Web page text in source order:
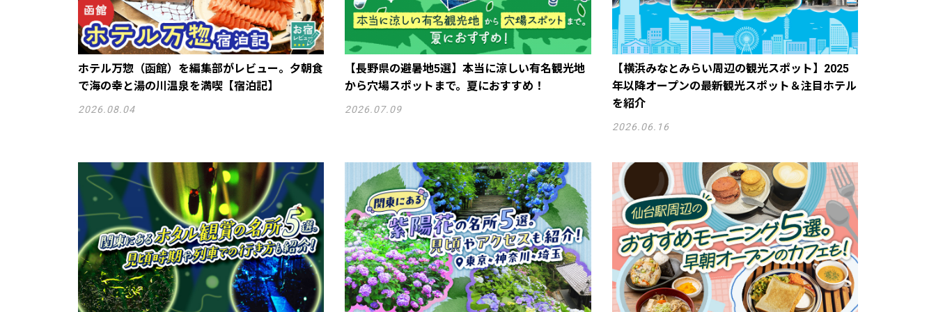
ホテル万惣（函館）を編集部がレビュー。夕朝食
で海の幸と湯の川温泉を満喫【宿泊記】
2026.08.04
【長野県の避暑地5選】本当に涼しい有名観光地
から穴場スポットまで。夏におすすめ！
2026.07.09
【横浜みなとみらい周辺の観光スポット】2025
年以降オープンの最新観光スポット＆注目ホテル
を紹介
2026.06.16